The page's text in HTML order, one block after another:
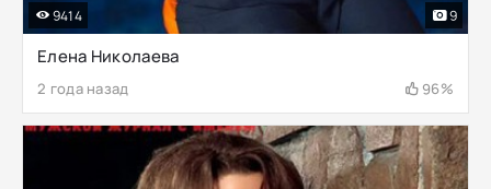
Елена Николаева
2 года назад 96%
9414 9